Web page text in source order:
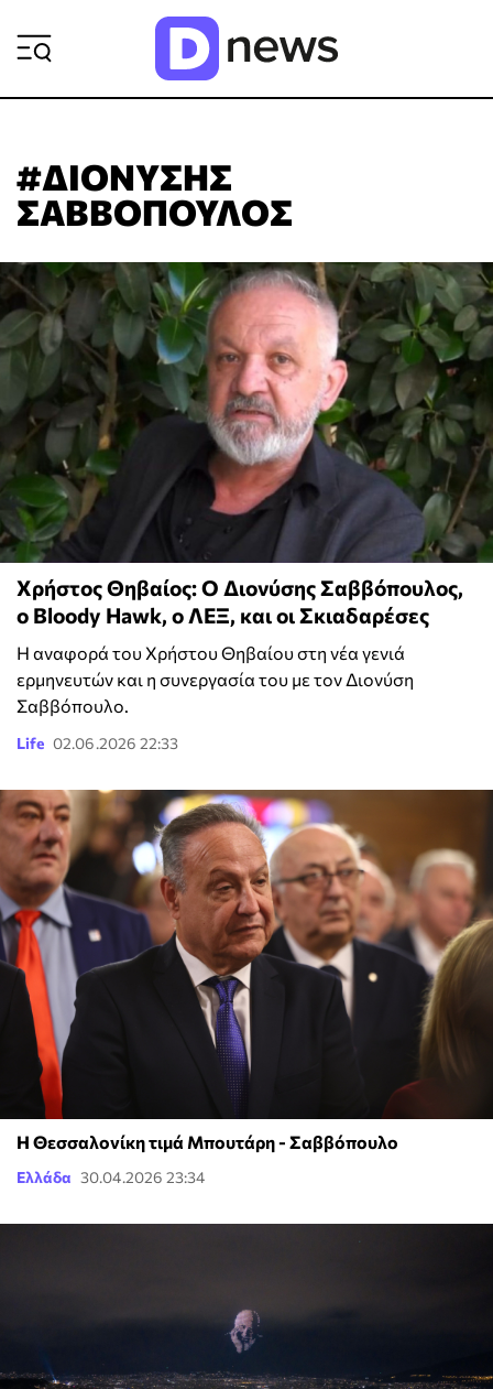
#ΔΙΟΝΥΣΗΣ
ΣΑΒΒΟΠΟΥΛΟΣ
Χρήστος Θηβαίος: Ο Διονύσης Σαββόπουλος,
ο Bloody Hawk, ο ΛΕΞ, και οι Σκιαδαρέσες
Η αναφορά του Χρήστου Θηβαίου στη νέα γενιά
ερμηνευτών και η συνεργασία του με τον Διονύση
Σαββόπουλο.
Life 02.06.2026 22:33
Η Θεσσαλονίκη τιμά Μπουτάρη - Σαββόπουλο
Ελλάδα 30.04.2026 23:34